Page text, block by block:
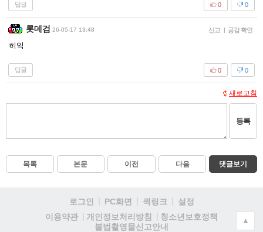
답글 0
0
롯데검 26-05-17 13:48 신고 | 공감 확인
히익
답글 0
0
새로고침
등록
목록 본문 이전 다음 댓글보기
로그인 PC화면 퀵링크
설정
이용약관
개인정보처리방침
청소년보호정책
불법촬영물신고안내
▲